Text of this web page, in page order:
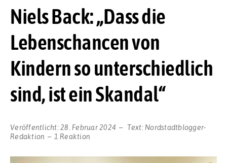
Niels Back: „Dass die
Lebenschancen von
Kindern so unterschiedlich
sind, ist ein Skandal“
Veröffentlicht:28. Februar 2024 Text: Nordstadtblogger-
Redaktion
1 Reaktion